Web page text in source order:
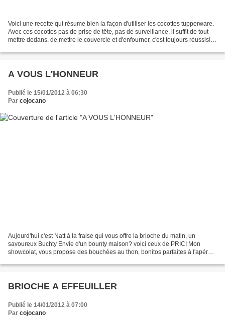
Voici une recette qui résume bien la façon d'utiliser les cocottes tupperware.
Avec ces cocottes pas de prise de tête, pas de surveillance, il suffit de tout
mettre dedans, de mettre le couvercle et d'enfourner, c'est toujours réussis!
A VOUS L'HONNEUR
Publié le 15/01/2012 à 06:30
Par cojocano
Aujourd'hui c'est Natt à la fraise qui vous offre la brioche du matin, un
savoureux Buchty Envie d'un bounty maison? voici ceux de PRICI Mon
showcolat, vous propose des bouchées au thon, bonitos parfaites à l'apéro.
BRIOCHE A EFFEUILLER
Publié le 14/01/2012 à 07:00
Par cojocano